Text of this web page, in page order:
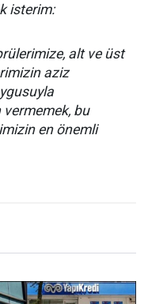
isterim:
alt ve üst
aziz
vermemek, bu
en önemli